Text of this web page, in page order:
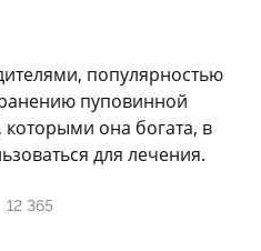
популярностью
пуповинной
которыми она богата, в
для лечения.
12 365